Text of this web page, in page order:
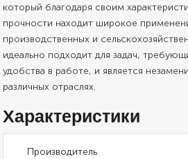
который благодаря своим
прочности находит широкое
производственных и
идеально подходит для задач,
удобства в работе, и является
различных отраслях.
Характеристики
Производитель